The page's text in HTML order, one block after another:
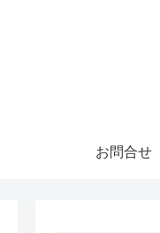
お問合せ